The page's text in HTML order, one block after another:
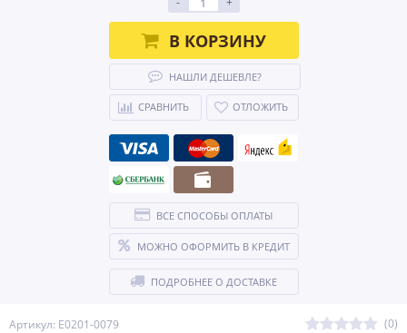
Артикул: Е0201-0079
(0)
В КОРЗИНУ
НАШЛИ ДЕШЕВЛЕ?
СРАВНИТЬ ОТЛОЖИТЬ
ВСЕ СПОСОБЫ ОПЛАТЫ
МОЖНО ОФОРМИТЬ В КРЕДИТ
ПОДРОБНЕЕ О ДОСТАВКЕ